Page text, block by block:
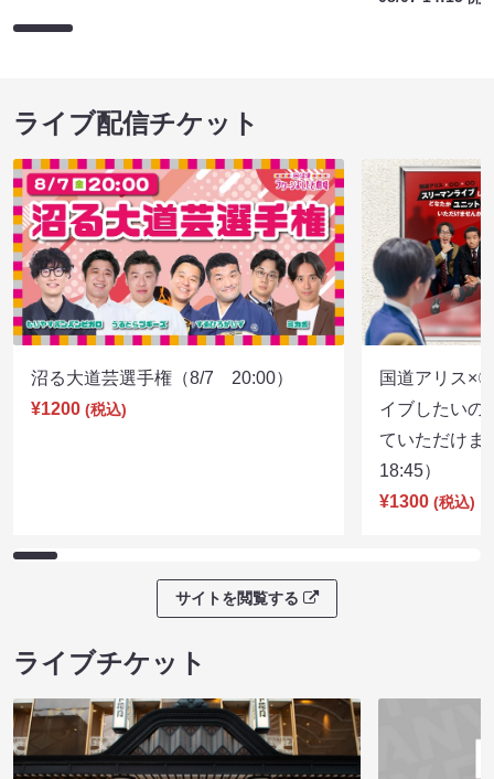
ライブ配信チケット
沼る大道芸選手権（8/7 20:00）
¥1200 (税込)
国道アリス×
イブしたいの
ていただけ
18:45）
¥1300 (税込)
サイトを閲覧する
ライブチケット